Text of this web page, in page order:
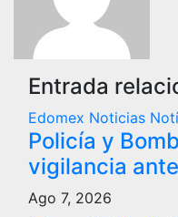
Entrada
Edomex Noticias
Policía y
vigilancia
Ago 7, 2026